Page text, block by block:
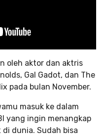
oleh aktor dan aktris
Gal Gadot, dan The
pada bulan November.
masuk ke dalam
yang ingin menangkap
dunia. Sudah bisa